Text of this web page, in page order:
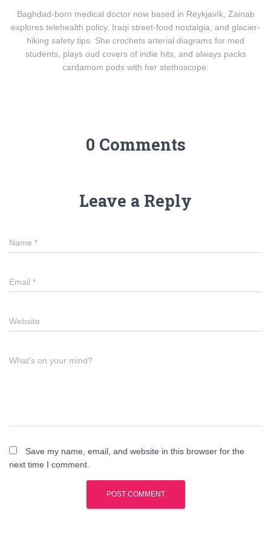
Baghdad-born medical doctor now based in Reykjavík, Zainab
explores telehealth policy, Iraqi street-food nostalgia, and glacier-
hiking safety tips. She crochets arterial diagrams for med
students, plays oud covers of indie hits, and always packs
cardamom pods with her stethoscope.
0 Comments
Leave a Reply
Name *
Email *
Website
What's on your mind?
Save my name, email, and website in this browser for the
next time I comment.